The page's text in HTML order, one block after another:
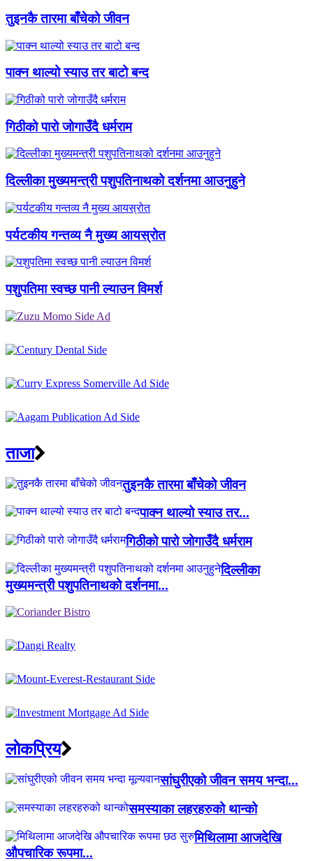
तुइनकै तारमा बाँचेको जीवन
पाक्न थाल्यो स्याउ तर बाटो बन्द
गिठीको पारो जोगाउँदै धर्मराम
दिल्लीका मुख्यमन्त्री पशुपतिनाथको दर्शनमा आउनुहुने
पर्यटकीय गन्तव्य नै मुख्य आयस्रोत
पशुपतिमा स्वच्छ पानी ल्याउन विमर्श
ताजा
तुइनकै तारमा बाँचेको जीवन
पाक्न थाल्यो स्याउ तर...
गिठीको पारो जोगाउँदै धर्मराम
दिल्लीका
मुख्यमन्त्री पशुपतिनाथको दर्शनमा...
लाेकप्रिय
सांघुरीएको जीवन समय भन्दा...
समस्याका लहरहरुको थान्को
मिथिलामा आजदेखि
औपचारिक रूपमा...